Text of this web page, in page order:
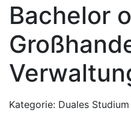
Bachelor
Kategorie: Duales Studium